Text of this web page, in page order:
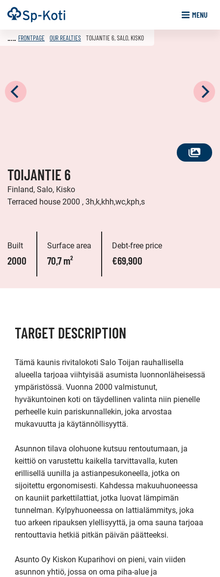
Go
to
Frontpage MENU
SEE
FRONTPAGE OUR REALTIES TOIJANTIE 6, SALO, KISKO
TOIJANTIE 6
Finland, Salo, Kisko
Terraced house 2000 , 3h,k,khh,wc,kph,s
Built
2000
Surface area
70,7 m²
Debt-free price
€69,900
TARGET DESCRIPTION
Tämä kaunis rivitalokoti Salo Toijan rauhallisella
alueella tarjoaa viihtyisää asumista luonnonläheisessä
ympäristössä. Vuonna 2000 valmistunut,
hyväkuntoinen koti on täydellinen valinta niin pienelle
perheelle kuin pariskunnallekin, joka arvostaa
mukavuutta ja käytännöllisyyttä.
Asunnon tilava olohuone kutsuu rentoutumaan, ja
keittiö on varustettu kaikella tarvittavalla, kuten
erillisellä uunilla ja astianpesukoneella, jotka on
sijoitettu ergonomisesti. Kahdessa makuuhuoneessa
on kauniit parkettilattiat, jotka luovat lämpimän
tunnelman. Kylpyhuoneessa on lattialämmitys, joka
tuo arkeen ripauksen ylellisyyttä, ja oma sauna tarjoaa
rentouttavia hetkiä pitkän päivän päätteeksi.
Asunto Oy Kiskon Kuparihovi on pieni, vain viiden
asunnon yhtiö, jossa on oma piha-alue ja